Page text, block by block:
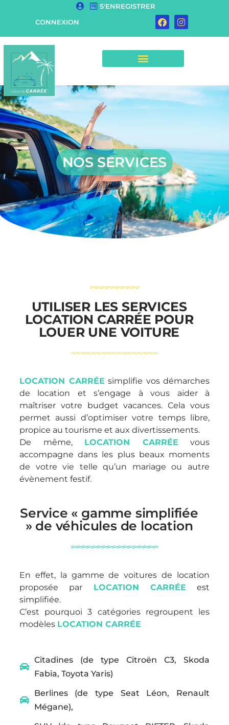
S'ENREGISTRER
CONNEXION
NOS SERVICES
UTILISER LES SERVICES
LOCATION CARRÉE POUR
LOUER UNE VOITURE
LOCATION CARRÉE simplifie vos démarches
de location et s’engage à vous aider à
maîtriser votre budget vacances. Cela vous
permet aussi d’optimiser votre temps libre,
propice au tourisme et aux divertissements.
De même, LOCATION CARRÉE vous
accompagne dans les plus beaux moments
de votre vie telle qu’un mariage ou autre
évènement festif.
Service « gamme simplifiée
» de véhicules de location
En effet, la gamme de voitures de location
proposée par LOCATION CARRÉE est
simplifiée.
C’est pourquoi 3 catégories regroupent les
modèles LOCATION CARRÉE
Citadines (de type Citroën C3, Skoda
Fabia, Toyota Yaris)
Berlines (de type Seat Léon, Renault
Mégane),